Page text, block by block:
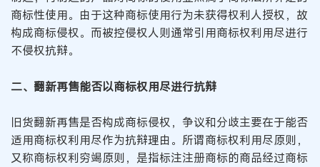
商标性使用。由于这种商标使用行为未获得权利人授权，故
构成商标侵权。而被控侵权人则通常引用商标权利用尽进行
不侵权抗辩。
二、翻新再售能否以商标权用尽进行抗辩
旧货翻新再售是否构成商标侵权，争议和分歧主要在于能否
适用商标权利用尽作为抗辩理由。所谓商标权利用尽原则，
又称商标权利穷竭原则，是指标注注册商标的商品经过商标